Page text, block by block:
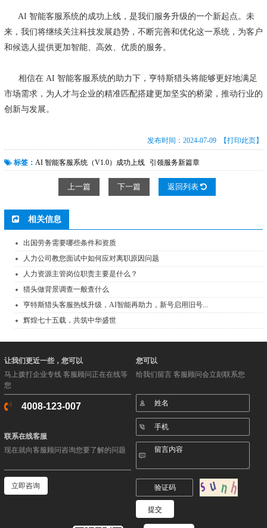
AI 智能客服系统的成功上线，是我们服务升级的一个新起点。未
来，我们将继续关注科技发展趋势，不断完善和优化这一系统，为客户
和候选人提供更加智能、高效、优质的服务。
相信在 AI 智能客服系统的助力下，亨特斯猎头将能够更好地满足
市场需求，为人才与企业的精准匹配搭建更加坚实的桥梁，推动行业的
创新与发展。
发布时间：2024-07-09 【打印此页】
标签： AI 智能客服系统（V1.0）成功上线 引领服务新篇章
上一篇 下一篇 返回列表
相关信息
出国劳务需要哪些条件和资质
人力公司教您面试中如何应对离职原因问题
人力资源主管岗位职责主要是什么？
猎头做背景调查一般查什么
亨特斯猎头客服热线升级，AI智能再助力，新号启用旧号...
辉煌七十五载，共筑中华盛世
让我们更近一些，您可以
马上拨打企业专线 客服顾问正在在线等
您
4008-123-007
联系在线客服
现在就向客服顾问咨询您要了解的问题
立即咨询
您可以
给我们留言 客服顾问会立刻联系您